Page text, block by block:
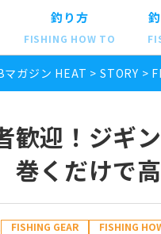
釣り方
FISHING HOW TO
マガジン HEAT >STORY >
歓迎！ジギ
巻くだけで
FISHING GEAR FISHING